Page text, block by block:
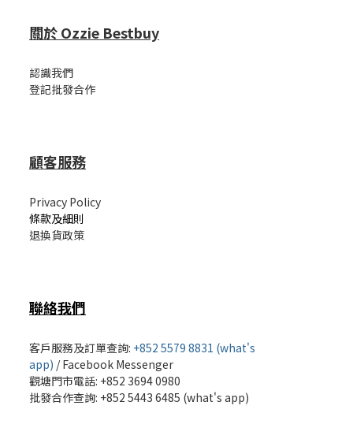
關於 Ozzie Bestbuy
認識我們
登記批發合作
顧客服務
Privacy Policy
條款及細則
退換貨政策
聯絡我們
客戶服務及訂單查詢: +852 5579 8831 (what's
app) /Facebook Messenger
觀塘門市電話: +852 3694 0980
批發合作查詢: +852 5443 6485 (what's app)